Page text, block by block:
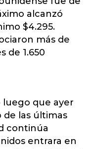
alcanzó
$4.295.
más de
de 1.650
luego que ayer
de las últimas
continúa
entrara en